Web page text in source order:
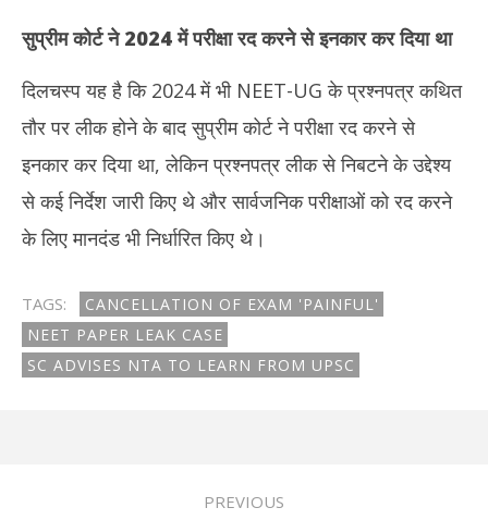
सुप्रीम कोर्ट ने 2024 में परीक्षा रद करने से इनकार कर दिया था
दिलचस्प यह है कि 2024 में भी NEET-UG के प्रश्नपत्र कथित
तौर पर लीक होने के बाद सुप्रीम कोर्ट ने परीक्षा रद करने से
इनकार कर दिया था, लेकिन प्रश्नपत्र लीक से निबटने के उद्देश्य
से कई निर्देश जारी किए थे और सार्वजनिक परीक्षाओं को रद करने
के लिए मानदंड भी निर्धारित किए थे।
TAGS:
CANCELLATION OF EXAM 'PAINFUL'
NEET PAPER LEAK CASE
SC ADVISES NTA TO LEARN FROM UPSC
PREVIOUS